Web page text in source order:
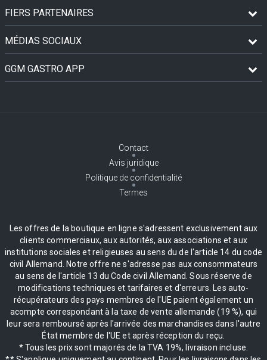
FIERS PARTENAIRES
MÉDIAS SOCIAUX
GGM GASTRO APP
Contact
Avis juridique
Politique de confidentialité
Termes
Les offres de la boutique en ligne s'adressent exclusivement aux
clients commerciaux, aux autorités, aux associations et aux
institutions sociales et religieuses au sens du de l'article 14 du code
civil Allemand. Notre offre ne s'adresse pas aux consommateurs
au sens de l'article 13 du Code civil Allemand. Sous réserve de
modifications techniques et tarifaires et d'erreurs. Les auto-
récupérateurs des pays membres de l'UE paient également un
acompte correspondant à la taxe de vente allemande (19 %), qui
leur sera remboursé après l'arrivée des marchandises dans l'autre
État membre de l'UE et après réception du reçu.
* Tous les prix sont majorés de la TVA 19%, livraison incluse.